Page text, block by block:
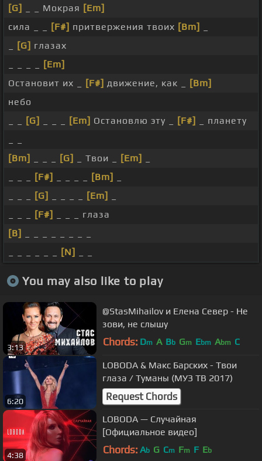
[G]
_ _ Мокрая [Em]
сила _ _
[F#] притвержения твоих [Bm]
[G] глазах
[Em]
Остановит их _
[F#] движение, как _
[Bm]
небо
[G] [Em] Остановлю эту _ [F#]
_ планету
[Bm]
[G] _ Твои _ [Em]
[F#] [Bm]
[G] [Em]
[F#]
_ _ _ глаза
[B]
[N]
You may also like to play
3:13
@StasMihailov и Елена Север - Не
зови, не слышу
Chords: Dm A Bb Gm Ebm Abm C
6:20
LOBODA & Макс Барских - Твои
глаза / Туманы (МУЗ ТВ 2017)
Request Chords
4:38
LOBODA — Случайная
[Официальное видео]
Chords: Ab G Cm Fm F Eb